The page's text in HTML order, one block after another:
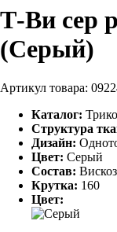
Т-Ви сер
(Серый)
Артикул товара:
Каталог:
Структура
Дизайн:
Цвет: Серый
Состав:
Крутка: 160
Цвет: